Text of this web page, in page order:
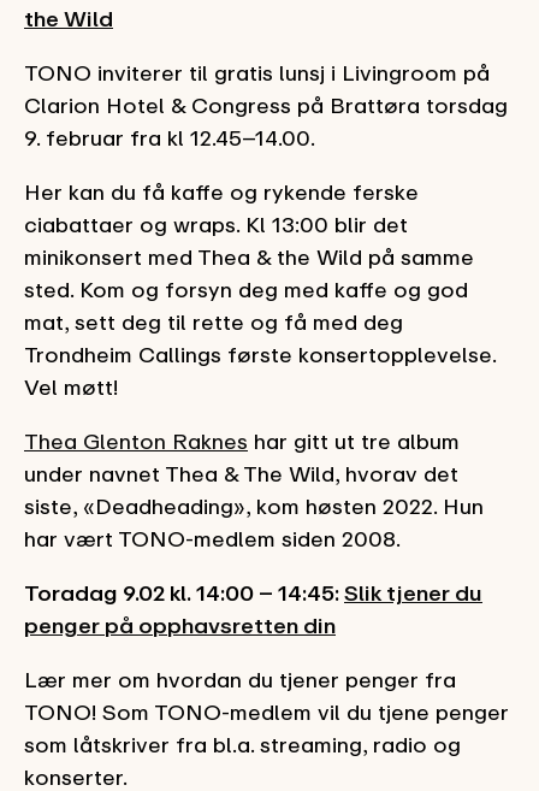
the Wild
TONO inviterer til gratis lunsj i Livingroom på
Clarion Hotel & Congress på Brattøra torsdag
9. februar fra kl 12.45–14.00.
Her kan du få kaffe og rykende ferske
ciabattaer og wraps. Kl 13:00 blir det
minikonsert med Thea & the Wild på samme
sted. Kom og forsyn deg med kaffe og god
mat, sett deg til rette og få med deg
Trondheim Callings første konsertopplevelse.
Vel møtt!
Thea Glenton Raknes har gitt ut tre album
under navnet Thea & The Wild, hvorav det
siste, «Deadheading», kom høsten 2022. Hun
har vært TONO-medlem siden 2008.
Toradag 9.02 kl. 14:00 – 14:45:Slik tjener du
penger på opphavsretten din
Lær mer om hvordan du tjener penger fra
TONO! Som TONO-medlem vil du tjene penger
som låtskriver fra bl.a. streaming, radio og
konserter.